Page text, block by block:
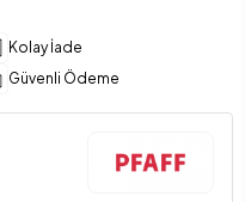
Kolay İade
Güvenli Ödeme